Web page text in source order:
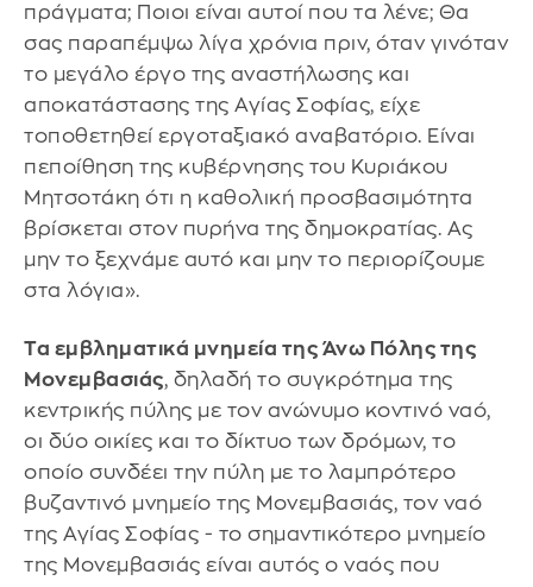
πράγματα; Ποιοι είναι αυτοί που τα λένε; Θα
σας παραπέμψω λίγα χρόνια πριν, όταν γινόταν
το μεγάλο έργο της αναστήλωσης και
αποκατάστασης της Αγίας Σοφίας, είχε
τοποθετηθεί εργοταξιακό αναβατόριο. Είναι
πεποίθηση της κυβέρνησης του Κυριάκου
Μητσοτάκη ότι η καθολική προσβασιμότητα
βρίσκεται στον πυρήνα της δημοκρατίας. Ας
μην το ξεχνάμε αυτό και μην το περιορίζουμε
στα λόγια».
Τα εμβληματικά μνημεία της Άνω Πόλης της
Μονεμβασιάς, δηλαδή το συγκρότημα της
κεντρικής πύλης με τον ανώνυμο κοντινό ναό,
οι δύο οικίες και το δίκτυο των δρόμων, το
οποίο συνδέει την πύλη με το λαμπρότερο
βυζαντινό μνημείο της Μονεμβασιάς, τον ναό
της Αγίας Σοφίας - το σημαντικότερο μνημείο
της Μονεμβασιάς είναι αυτός ο ναός που